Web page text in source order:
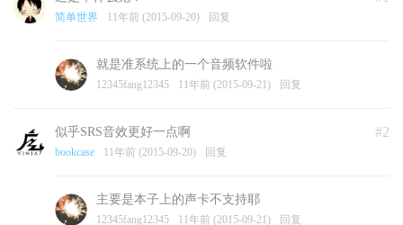
简单世界 11年前 (2015-09-20) 回复
就是准系统上的一个音频软件啦
12345fang12345 11年前 (2015-09-21) 回复
#2
似乎SRS音效更好一点啊
bookcase 11年前 (2015-09-20) 回复
主要是本子上的声卡不支持耶
12345fang12345 11年前 (2015-09-21) 回复